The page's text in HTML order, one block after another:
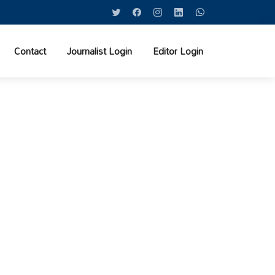
Contact Journalist Login Editor Login